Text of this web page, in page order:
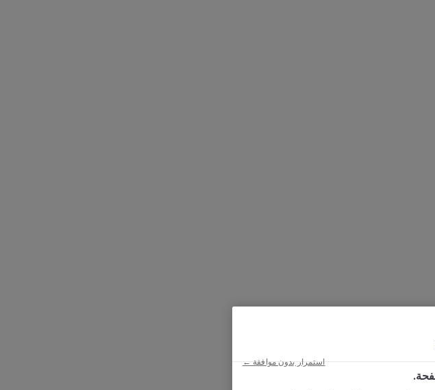
استمرار بدون موافقة ←